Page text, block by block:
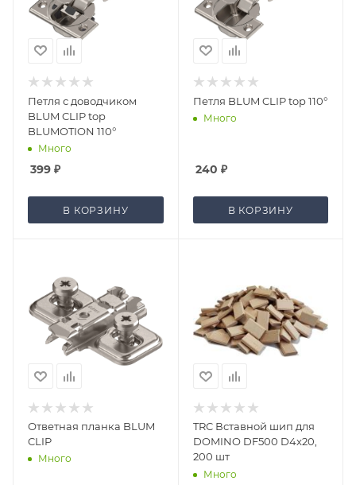
Петля с доводчиком
BLUM CLIP top
BLUMOTION 110°
Много
399 ₽
В КОРЗИНУ
Петля BLUM CLIP top 110°
Много
240 ₽
В КОРЗИНУ
Ответная планка BLUM
CLIP
Много
TRC Вставной шип для
DOMINO DF500 D4x20,
200 шт
Много